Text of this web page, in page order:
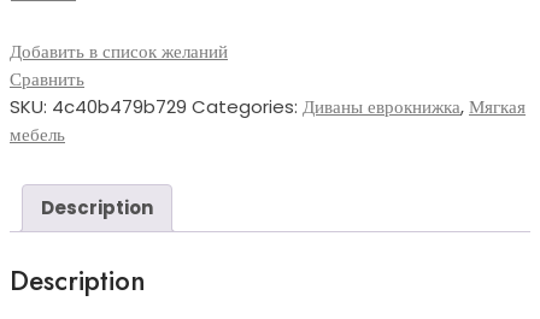
так
Ласка
quantity
Добавить в список желаний
Сравнить
SKU: 4c40b479b729 Categories: Диваны еврокнижка,Мягкая
мебель
Description
Description